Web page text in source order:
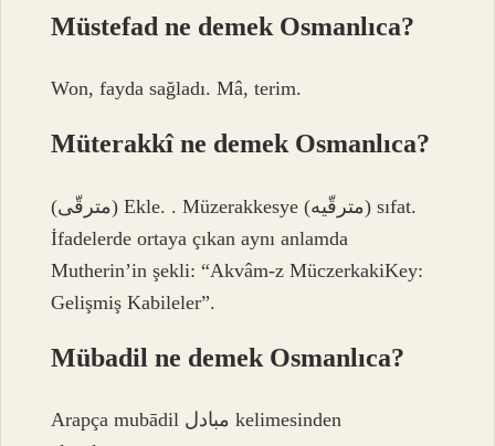
Müstefad ne demek Osmanlıca?
Won, fayda sağladı. Mâ, terim.
Müterakkî ne demek Osmanlıca?
(ﻣﺘﺮﻗّﻰ) Ekle. . Müzerakkesye (ﻣﺘﺮﻗّﻴﻪ) sıfat.
İfadelerde ortaya çıkan aynı anlamda
Mutherin’in şekli: “Akvâm-z MüczerkakiKey:
Gelişmiş Kabileler”.
Mübadil ne demek Osmanlıca?
Arapça mubādil مبادل kelimesinden